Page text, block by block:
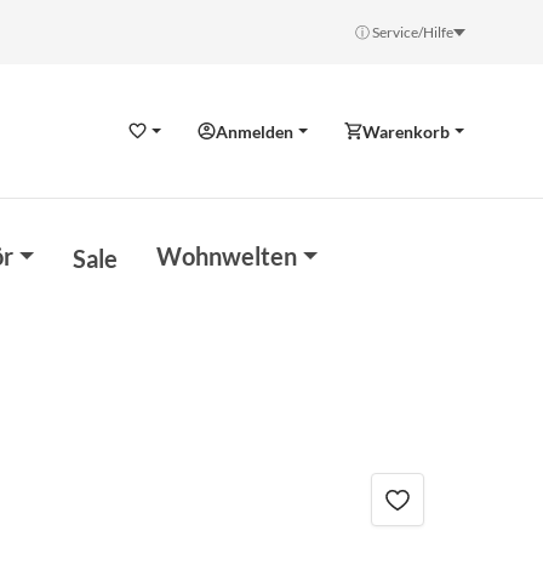
ⓘ Service/Hilfe
WunschzettelAnmelden Warenkorb
Sale Wohnwelten